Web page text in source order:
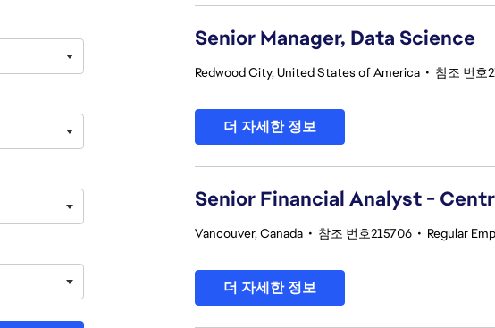
Senior Manager, Data Science
Redwood City, United States of America • 참조 번호
더 자세한 정보
Senior Financial Analyst -
Vancouver, Canada • 참조 번호215706 • Regular
더 자세한 정보